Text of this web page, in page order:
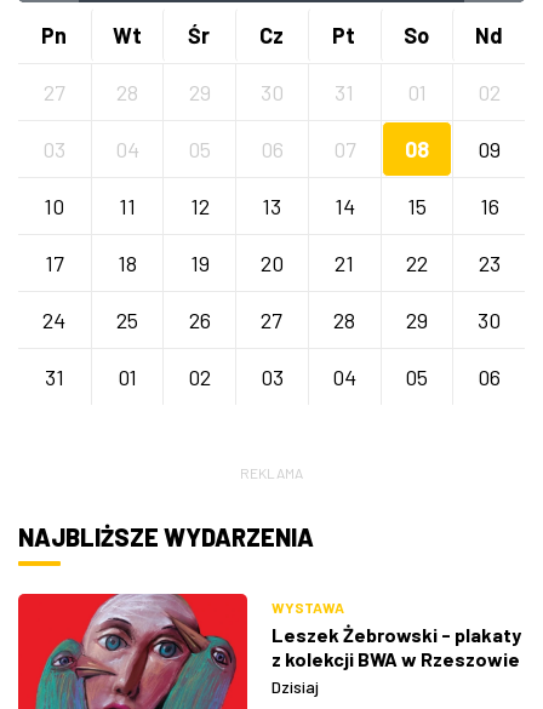
Pn Wt Śr Cz Pt So Nd
27 28 29 30 31 01 02
03 04 05 06 07 08 09
10 11 12 13 14 15 16
17 18 19 20 21 22 23
24 25 26 27 28 29 30
31 01 02 03 04 05 06
REKLAMA
NAJBLIŻSZE WYDARZENIA
WYSTAWA
Leszek Żebrowski - plakaty
z kolekcji BWA w Rzeszowie
Dzisiaj